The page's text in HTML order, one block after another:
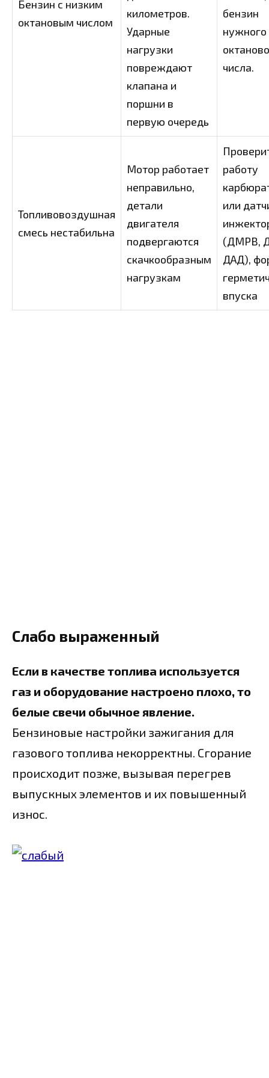
Бензин с низким
октановым числом
километров.
Ударные
нагрузки
повреждают
клапана и
поршни в
первую очередь
бензин
нужного
числа.
Топливовоздушная
смесь нестабильна
Мотор работает
неправильно,
детали
двигателя
подвергаются
скачкообразным
нагрузкам
работу
или
(ДМРВ,
ДАД),
впуска
Слабо выраженный
Если в качестве топлива используется
газ и оборудование настроено плохо, то
белые свечи обычное явление.
Бензиновые настройки зажигания для
газового топлива некорректны. Сгорание
происходит позже, вызывая перегрев
выпускных элементов и их повышенный
износ.